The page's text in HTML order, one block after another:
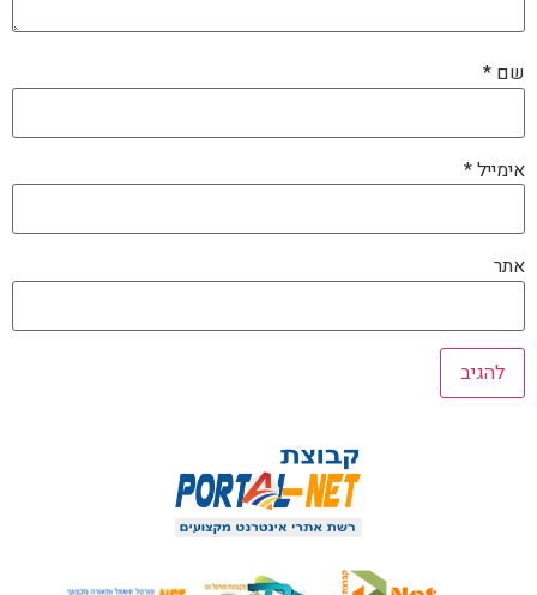
שם *
אימייל*
אתר